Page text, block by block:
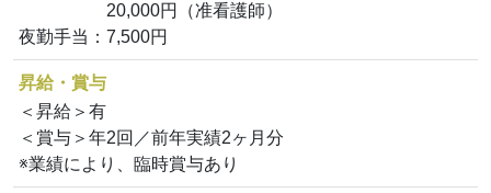
20,000円（准看護師）
夜勤手当：7,500円
昇給・賞与
＜昇給＞有
＜賞与＞年2回／前年実績2ヶ月分
※業績により、臨時賞与あり